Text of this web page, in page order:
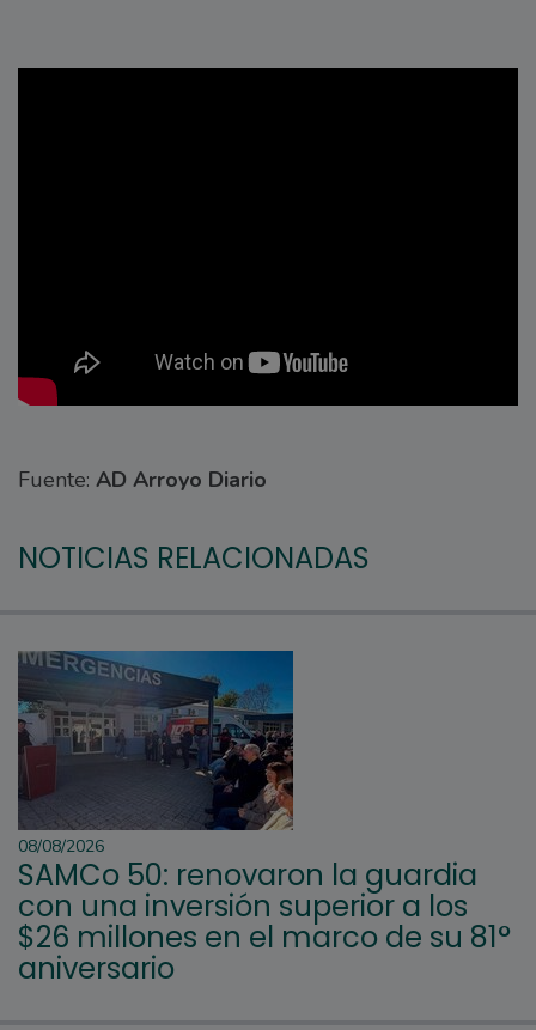
Fuente: AD Arroyo Diario
NOTICIAS RELACIONADAS
08/08/2026
SAMCo 50: renovaron la guardia
con una inversión superior a los
$26 millones en el marco de su 81°
aniversario